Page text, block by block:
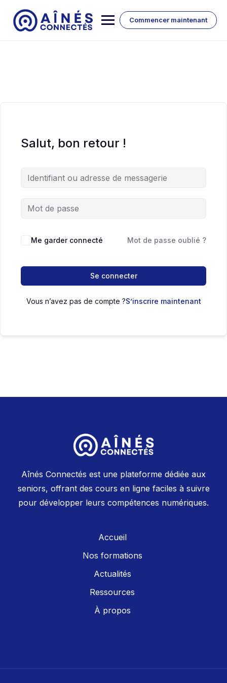
content
Commencer maintenant
Salut, bon retour !
Me garder connecté Mot de passe oublié ?
Se connecter
Vous n’avez pas de compte ?S’inscrire maintenant
Aînés Connectés est une plateforme dédiée aux
seniors, offrant des cours en ligne faciles à suivre
pour développer leurs compétences numériques.
Accueil
Nos formations
Actualités
Ressources
À propos